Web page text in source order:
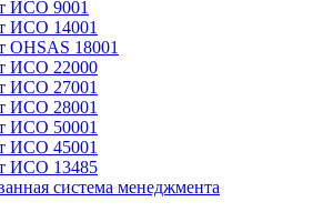
ИСО 9001
ИСО 14001
OHSAS 18001
ИСО 22000
ИСО 27001
ИСО 28001
ИСО 50001
ИСО 45001
ИСО 13485
система менеджмента